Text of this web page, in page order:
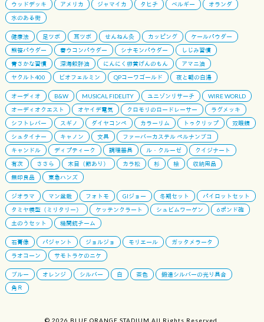
ウッドデッキ
アメリカ ジャマイカ タヒチ ベルギー
オランダ
水のある街
健康法 足ツボ 耳ツボ せんねん灸 カッピング
ケールパウダー
熊笹パウダー
春ウコンパウダー シナモンパウダー
しじみ習慣
青さかな習慣
深海鮫肝油 にんにく卵黄げんのもん
アマニ油
ヤクルト400
ビオフェルミン QPコーワゴールド 夜と朝の白湯
オーディオ B&W MUSICAL FIDELITY ユニゾンリサーチ
WIRE WORLD
オーディオクエスト
オヤイデ電気 クロモリのロードレーサー
ラグメッキ
シフトレバー
スギノ ダイヤコンペ カラーリム トゥクリップ
双眼鏡
シュタイナー
キャノン 文具
ファーバーカステル ペルナンブコ
キャンドル
ディプティーク 調理器具 ル・クルーゼ
クイジナート
有次
ささら 木目（節あり） カラ松 杉 桧
収納用品
無印良品
東急ハンズ
ジオラマ マン盆栽 フォトモ GIジョー 冬期セット
パイロットセット
タミヤ模型（ミリタリー）
ケッテンクラート シュビムワーゲン
6ポンド砲
土のうセット
機関銃チーム
石膏像 パジャント ジョルジョ モリエール
ガッタメラータ
ラオコーン
サモトラケのニケ
ブルー オレンジ シルバー 白 茶色
鍛造シルバーの光り具合
角Ｒ
© 2026 BLUE ORANGE STADIUM All Rights Reserved.